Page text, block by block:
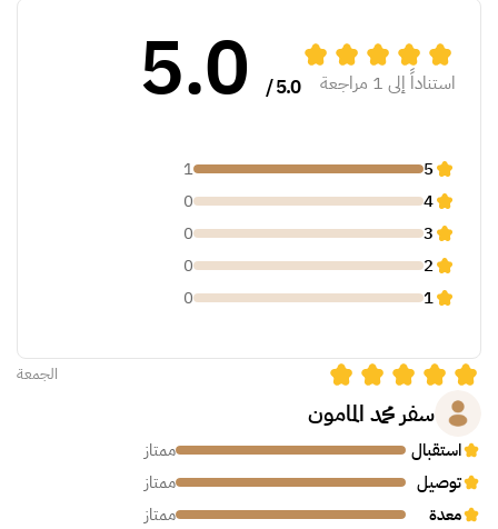
الجمعة
سفر محمد المامون
استقبال
ممتاز
توصيل
ممتاز
معدة
ممتاز
استناداً إلى 1 مراجعة 5.0 /
5.0
5
1
4
0
3
0
2
0
1
0